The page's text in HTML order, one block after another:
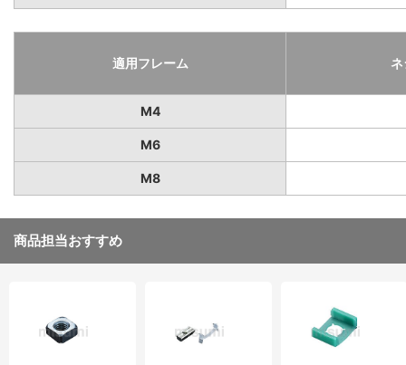
適用フレーム
M4
M6
M8
商品担当おすすめ